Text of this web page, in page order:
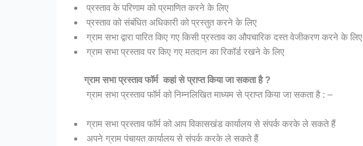
प्रस्ताव के परिणाम को प्रमाणित करने के लिए
प्रस्ताव को संबंधित अधिकारी को प्रस्तुत करने के लिए
ग्राम सभा द्वारा पारित किए गए किसी प्रस्ताव का औपचारिक दस्त वेजीकरण करने के लिए
ग्राम सभा प्रस्ताव पर किए गए मतदान का रिकॉर्ड रखने के लिए
ग्राम सभा प्रस्ताव फॉर्म कहां से प्राप्त किया जा सकता है ?
ग्राम सभा प्रस्ताव फॉर्म को निम्नलिखित माध्यम से प्राप्त किया जा सकता है : –
ग्राम सभा प्रस्ताव फॉर्म को आप विकासखंड कार्यालय से संपर्क करके ले सकते हैं
अपने ग्राम पंचायत कार्यालय से संपर्क करके ले सकते हैं